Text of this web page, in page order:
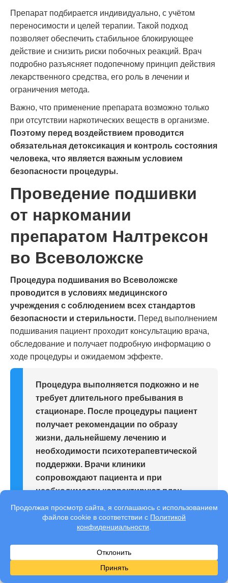
Препарат подбирается индивидуально, с учётом
переносимости и целей терапии. Такой подход
позволяет обеспечить стабильное блокирующее
действие и снизить риски побочных реакций. Врач
подробно разъясняет подопечному принцип действия
лекарственного средства, его роль в лечении и
ограничения метода.
Важно, что применение препарата возможно только
при отсутствии наркотических веществ в организме.
Поэтому перед воздействием проводится
обязательная детоксикация и контроль состояния
человека, что является важным условием
безопасности процедуры.
Проведение подшивки
от наркомании
препаратом Налтрексон
во Всеволожске
Процедура подшивания во Всеволожске
проводится в условиях медицинского
учреждения с соблюдением всех стандартов
безопасности и стерильности. Перед выполнением
подшивания пациент проходит консультацию врача,
обследование и получает подробную информацию о
ходе процедуры и ожидаемом эффекте.
Процедура выполняется подкожно и не
требует длительного пребывания в
стационаре. После процедуры пациент
получает рекомендации по образу
жизни, дальнейшему лечению и
необходимости психотерапевтической
поддержки. Врачи клиники
сопровождают пациента и при
необходимости корректируют план
осознанного отношения к лечению. Подшивание
рассматривается не как запрет или наказание, а как
медицинский инструмент, помогающий удержаться от